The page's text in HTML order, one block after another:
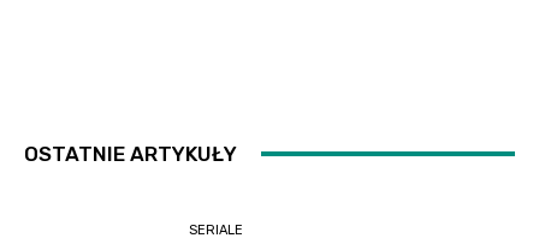
OSTATNIE ARTYKUŁY
SERIALE